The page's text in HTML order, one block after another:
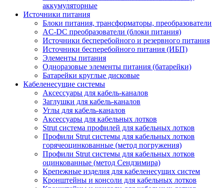
аккумуляторные
Источники питания
Блоки питания, трансформаторы, преобразователи
AC-DC преобразователи (блоки питания)
Источники бесперебойного и резервного питания
Источники бесперебойного питания (ИБП)
Элементы питания
Одноразовые элементы питания (батарейки)
Батарейки круглые дисковые
Кабеленесущие системы
Аксессуары для кабель-каналов
Заглушки для кабель-каналов
Углы для кабель-каналов
Аксессуары для кабельных лотков
Strut система профилей для кабельных лотков
Профили Strut системы для кабельных лотков
горячеоцинкованные (метод погружения)
Профили Strut системы для кабельных лотков
оцинкованные (метод Сендзимира)
Крепежные изделия для кабеленесущих систем
Кронштейны и консоли для кабельных лотков